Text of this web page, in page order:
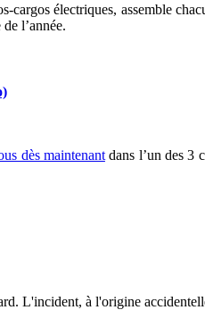
électriques, assemble
l’année.
dès maintenantdans l’un des 3
L'incident, à l'origine